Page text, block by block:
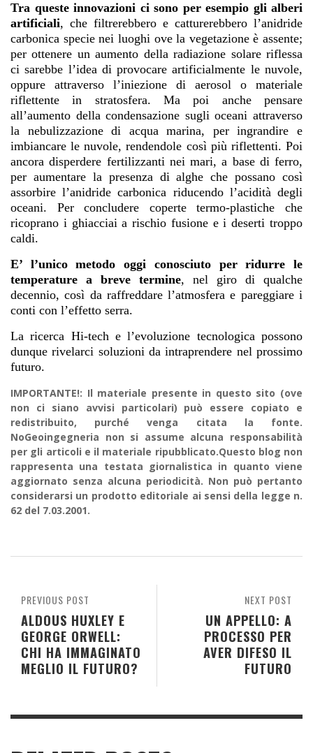
Tra queste innovazioni ci sono per esempio gli alberi
artificiali, che filtrerebbero e catturerebbero l’anidride
carbonica specie nei luoghi ove la vegetazione è assente;
per ottenere un aumento della radiazione solare riflessa
ci sarebbe l’idea di provocare artificialmente le nuvole,
oppure attraverso l’iniezione di aerosol o materiale
riflettente in stratosfera. Ma poi anche pensare
all’aumento della condensazione sugli oceani attraverso
la nebulizzazione di acqua marina, per ingrandire e
imbiancare le nuvole, rendendole così più riflettenti. Poi
ancora disperdere fertilizzanti nei mari, a base di ferro,
per aumentare la presenza di alghe che possano così
assorbire l’anidride carbonica riducendo l’acidità degli
oceani. Per concludere coperte termo-plastiche che
ricoprano i ghiacciai a rischio fusione e i deserti troppo
caldi.
E’ l’unico metodo oggi conosciuto per ridurre le
temperature a breve termine, nel giro di qualche
decennio, così da raffreddare l’atmosfera e pareggiare i
conti con l’effetto serra.
La ricerca Hi-tech e l’evoluzione tecnologica possono
dunque rivelarci soluzioni da intraprendere nel prossimo
futuro.
IMPORTANTE!: Il materiale presente in questo sito (ove
non ci siano avvisi particolari) può essere copiato e
redistribuito, purché venga citata la fonte.
NoGeoingegneria non si assume alcuna responsabilità
per gli articoli e il materiale ripubblicato.Questo blog non
rappresenta una testata giornalistica in quanto viene
aggiornato senza alcuna periodicità. Non può pertanto
considerarsi un prodotto editoriale ai sensi della legge n.
62 del 7.03.2001.
NEXT POST
UN APPELLO: A
PROCESSO PER
AVER DIFESO IL
FUTURO
PREVIOUS POST
ALDOUS HUXLEY E
GEORGE ORWELL:
CHI HA IMMAGINATO
MEGLIO IL FUTURO?